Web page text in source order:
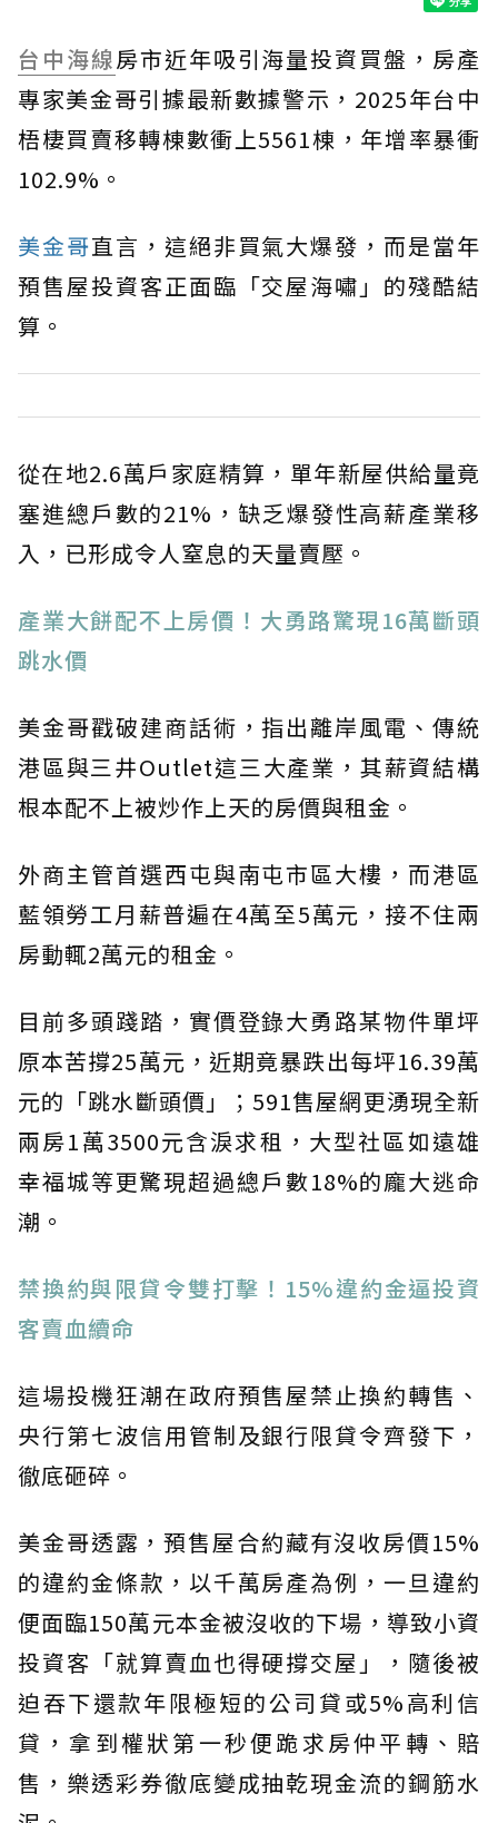
台中海線房市近年吸引海量投資買盤，房產
專家美金哥引據最新數據警示，2025年台中
梧棲買賣移轉棟數衝上5561棟，年增率暴衝
102.9%。
美金哥直言，這絕非買氣大爆發，而是當年
預售屋投資客正面臨「交屋海嘯」的殘酷結
算。
從在地2.6萬戶家庭精算，單年新屋供給量竟
塞進總戶數的21%，缺乏爆發性高薪產業移
入，已形成令人窒息的天量賣壓。
產業大餅配不上房價！大勇路驚現16萬斷頭
跳水價
美金哥戳破建商話術，指出離岸風電、傳統
港區與三井Outlet這三大產業，其薪資結構
根本配不上被炒作上天的房價與租金。
外商主管首選西屯與南屯市區大樓，而港區
藍領勞工月薪普遍在4萬至5萬元，接不住兩
房動輒2萬元的租金。
目前多頭踐踏，實價登錄大勇路某物件單坪
原本苦撐25萬元，近期竟暴跌出每坪16.39萬
元的「跳水斷頭價」；591售屋網更湧現全新
兩房1萬3500元含淚求租，大型社區如遠雄
幸福城等更驚現超過總戶數18%的龐大逃命
潮。
禁換約與限貸令雙打擊！15%違約金逼投資
客賣血續命
這場投機狂潮在政府預售屋禁止換約轉售、
央行第七波信用管制及銀行限貸令齊發下，
徹底砸碎。
美金哥透露，預售屋合約藏有沒收房價15%
的違約金條款，以千萬房產為例，一旦違約
便面臨150萬元本金被沒收的下場，導致小資
投資客「就算賣血也得硬撐交屋」，隨後被
迫吞下還款年限極短的公司貸或5%高利信
貸，拿到權狀第一秒便跪求房仲平轉、賠
售，樂透彩券徹底變成抽乾現金流的鋼筋水